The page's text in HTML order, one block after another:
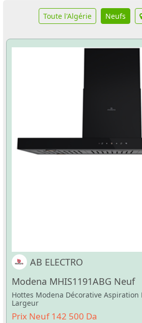
Toute l'Algérie Neufs
AB ELECTRO
Modena MHIS1191ABG Neuf
Hottes Modena Décorative Aspiration
Largeur
Prix Neuf 142 500 Da